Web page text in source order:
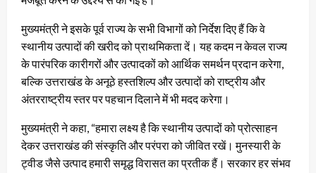
मुख्यमंत्री ने इसके पूर्व राज्य के सभी विभागों को निर्देश दिए हैं कि वे
स्थानीय उत्पादों की खरीद को प्राथमिकता दें। यह कदम न केवल राज्य
के पारंपरिक कारीगरों और उत्पादकों को आर्थिक समर्थन प्रदान करेगा,
बल्कि उत्तराखंड के अनूठे हस्तशिल्प और उत्पादों को राष्ट्रीय और
अंतरराष्ट्रीय स्तर पर पहचान दिलाने में भी मदद करेगा।
मुख्यमंत्री ने कहा, “हमारा लक्ष्य है कि स्थानीय उत्पादों को प्रोत्साहन
देकर उत्तराखंड की संस्कृति और परंपरा को जीवित रखें। मुनस्यारी के
ट्वीड जैसे उत्पाद हमारी समृद्ध विरासत का प्रतीक हैं। सरकार हर संभव